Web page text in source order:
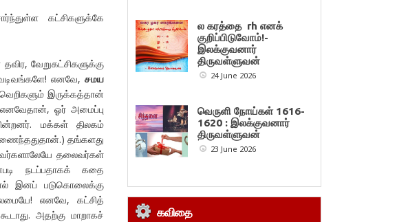
கட்சிகளுக்கே
வேறுகட்சிகளுக்கு
எனவே,சமய
இருக்கத்தான்
ஓர் அமைப்பு
மக்கள் திலகம்
தங்களது
தலைவர்கள்
நடப்பதாகக் கதை
இனப் படுகொலைக்கு
எனவே, கட்சித்
அதற்கு மாறாகச்
ல கரத்தை rh எனக்
குறிப்பிடுவோம்!-
இலக்குவனார்
திருவள்ளுவன்
24 June 2026
வெருளி நோய்கள் 1616-
1620 : இலக்குவனார்
திருவள்ளுவன்
23 June 2026
கவிதை